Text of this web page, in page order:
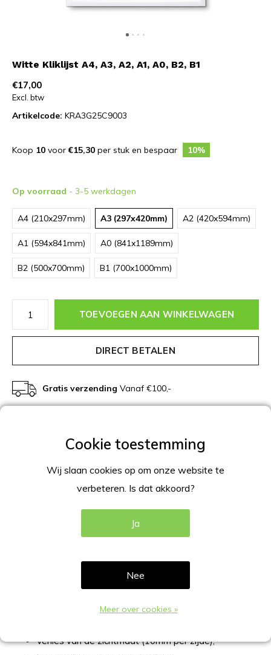
Witte Kliklijst A4, A3, A2, A1, A0, B2, B1
€17,00
Excl. btw
Artikelcode: KRA3G25C9003
Koop 10 voor€15,30 per stuk en bespaar 10%
Op voorraad - 3-5 werkdagen
A4 (210x297mm) A3 (297x420mm) A2 (420x594mm)
A1 (594x841mm) A0 (841x1189mm)
B2 (500x700mm) B1 (700x1000mm)
TOEVOEGEN AAN WINKELWAGEN
DIRECT BETALEN
Gratis verzending Vanaf €100,-
Witte kliklijst met 25mm profiel
specificaties
Kliklijst in de kleur wit met een mooi elegante afgewerkte
Breedte rand omlijsting 25mm;
Verlies van de zichtmaat (10mm per zijde);
Wij slaan cookies op om onze website te
verbeteren. Is dat akkoord?
Ja
Nee
Meer over cookies »